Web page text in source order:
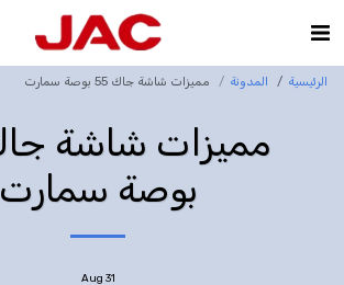
الرئيسية المدونة مميزات شاشة جاك 55 بوصة سمارت
بوصة سمارت
31
Aug